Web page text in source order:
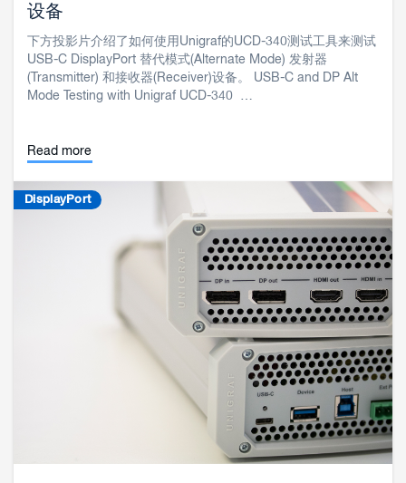
设备
下方投影片介绍了如何使用Unigraf的UCD-340测试工具来测试
USB-C DisplayPort 替代模式(Alternate Mode) 发射器
(Transmitter) 和接收器(Receiver)设备。 USB-C and DP Alt
Mode Testing with Unigraf UCD-340 …
Read more
DisplayPort